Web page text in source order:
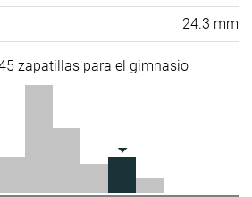
24.3 mm
zapatillas para el gimnasio